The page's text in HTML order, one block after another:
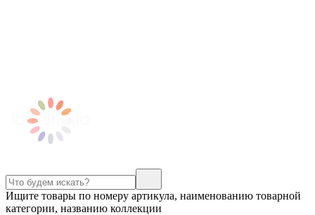
Ищите товары по номеру артикула, наименованию товарной
категории, названию коллекции